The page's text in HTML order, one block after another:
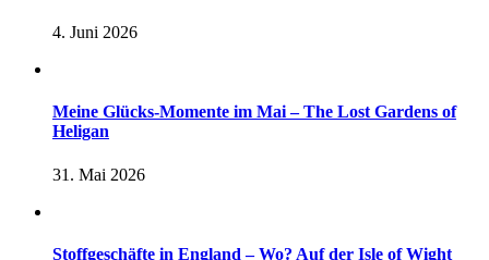
4. Juni 2026
Meine Glücks-Momente im Mai – The Lost Gardens of
Heligan
31. Mai 2026
Stoffgeschäfte in England – Wo? Auf der Isle of Wight